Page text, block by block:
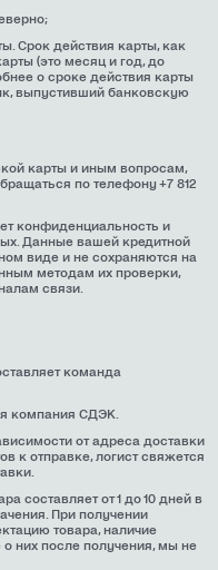
Срок действия карты, как
(это месяц и год, до
о сроке действия карты
выпустивший банковскую
карты и иным вопросам,
по телефону +7 812
конфиденциальность и
Данные вашей кредитной
виде и не сохраняются на
методам их проверки,
связи.
команда
компания СДЭК.
от адреса доставки
к отправке, логист свяжется
составляет от 1 до 10 дней в
При получении
товара, наличие
них после получения, мы не